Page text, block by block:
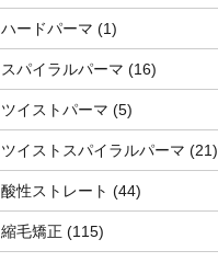
ハードパーマ (1)
スパイラルパーマ (16)
ツイストパーマ (5)
ツイストスパイラルパーマ (21)
酸性ストレート (44)
縮毛矯正 (115)